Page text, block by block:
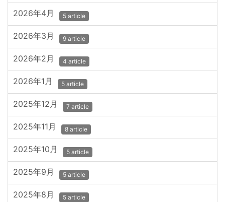
2026年4月 5 article
2026年3月 9 article
2026年2月 4 article
2026年1月 5 article
2025年12月 7 article
2025年11月 8 article
2025年10月 5 article
2025年9月 5 article
2025年8月 5 article